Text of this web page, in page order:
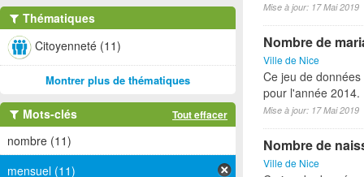
Mise à jour: 17 Mai 2019
Nombre de
Ville de Nice
Ce jeu de
pour l'année 2014.
Mise à jour: 17 Mai 2019
Nombre de
Ville de Nice
Thématiques
Citoyenneté (11)
Montrer plus de thématiques
Mots-clés Tout effacer
nombre (11)
mensuel (11)